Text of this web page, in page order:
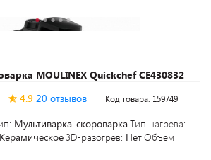
MOULINEX Quickchef CE430832
4.9 20 отзывов Код товара: 159749
Мультиварка-скороваркаТип нагрева:
Керамическое3D-разогрев: НетОбъем